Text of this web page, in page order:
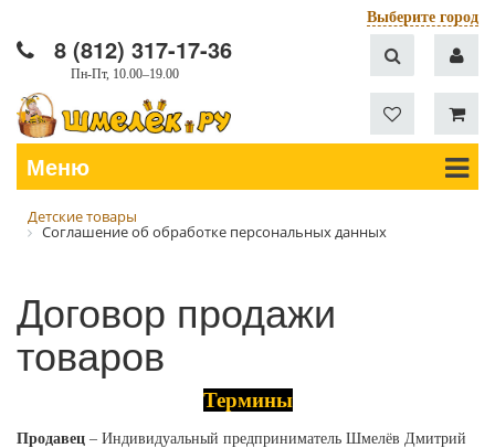
Выберите город
8 (812) 317-17-36
Пн-Пт, 10.00–19.00
Меню
Детские товары
Соглашение об обработке персональных данных
Договор продажи
товаров
Термины
Продавец – Индивидуальный предприниматель Шмелёв Дмитрий